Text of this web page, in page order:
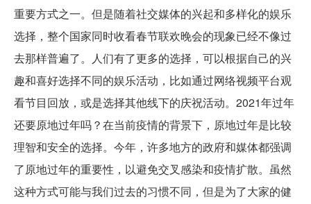
重要方式之一。但是随着社交媒体的兴起和多样化的娱乐
选择，整个国家同时收看春节联欢晚会的现象已经不像过
去那样普遍了。人们有了更多的选择，可以根据自己的兴
趣和喜好选择不同的娱乐活动，比如通过网络视频平台观
看节目回放，或是选择其他线下的庆祝活动。2021年过年
还要原地过年吗？在当前疫情的背景下，原地过年是比较
理智和安全的选择。今年，许多地方的政府和媒体都强调
了原地过年的重要性，以避免交叉感染和疫情扩散。虽然
这种方式可能与我们过去的习惯不同，但是为了大家的健